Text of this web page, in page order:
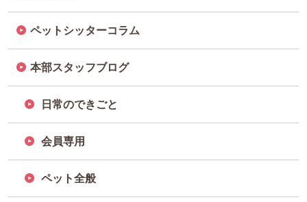
ペットシッターコラム
本部スタッフブログ
日常のできごと
会員専用
ペット全般